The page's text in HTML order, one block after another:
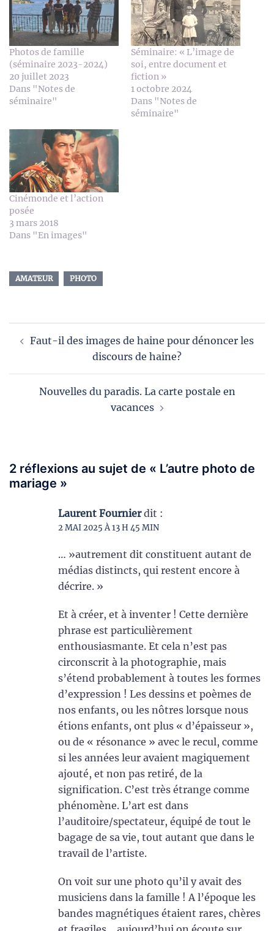
Photos de famille
(séminaire 2023-2024)
20 juillet 2023
Dans "Notes de
séminaire"
Séminaire: « L’image de
soi, entre document et
fiction »
1 octobre 2024
Dans "Notes de
séminaire"
Cinémonde et l’action
posée
3 mars 2018
Dans "En images"
AMATEUR PHOTO
d’article
Faut-il des images de haine pour dénoncer les
discours de haine?
Nouvelles du paradis. La carte postale en
vacances
2 réflexions au sujet de « L’autre photo de
mariage »
Laurent Fournier dit :
2 MAI 2025 À 13 H 45 MIN
… »autrement dit constituent autant de
médias distincts, qui restent encore à
décrire. »
Et à créer, et à inventer ! Cette dernière
phrase est particulièrement
enthousiasmante. Et cela n’est pas
circonscrit à la photographie, mais
s’étend probablement à toutes les formes
d’expression ! Les dessins et poèmes de
nos enfants, ou les nôtres lorsque nous
étions enfants, ont plus « d’épaisseur »,
ou de « résonance » avec le recul, comme
si les années leur avaient magiquement
ajouté, et non pas retiré, de la
signification. C’est très étrange comme
phénomène. L’art est dans
l’auditoire/spectateur, équipé de tout le
bagage de sa vie, tout autant que dans le
travail de l’artiste.
On voit sur une photo qu’il y avait des
musiciens dans la famille ! A l’époque les
bandes magnétiques étaient rares, chères